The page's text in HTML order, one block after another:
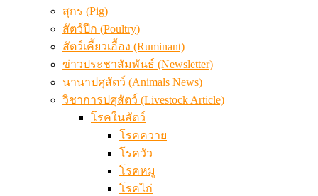
สุกร (Pig)
สัตว์ปีก (Poultry)
สัตว์เคี้ยวเอื้อง (Ruminant)
ข่าวประชาสัมพันธ์ (Newsletter)
นานาปศุสัตว์ (Animals News)
วิชาการปศุสัตว์ (Livestock Article)
โรคในสัตว์
โรคควาย
โรควัว
โรคหมู
โรคไก่